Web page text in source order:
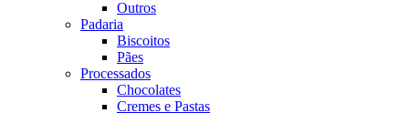
Outros
Padaria
Biscoitos
Pães
Processados
Chocolates
Cremes e Pastas